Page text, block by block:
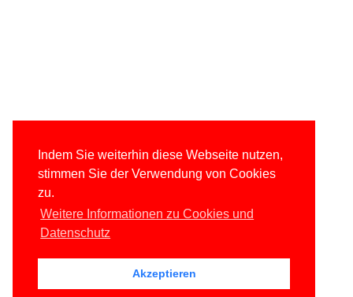
Indem Sie weiterhin diese Webseite nutzen,
stimmen Sie der Verwendung von Cookies
zu.
Weitere Informationen zu Cookies und
Datenschutz
Akzeptieren